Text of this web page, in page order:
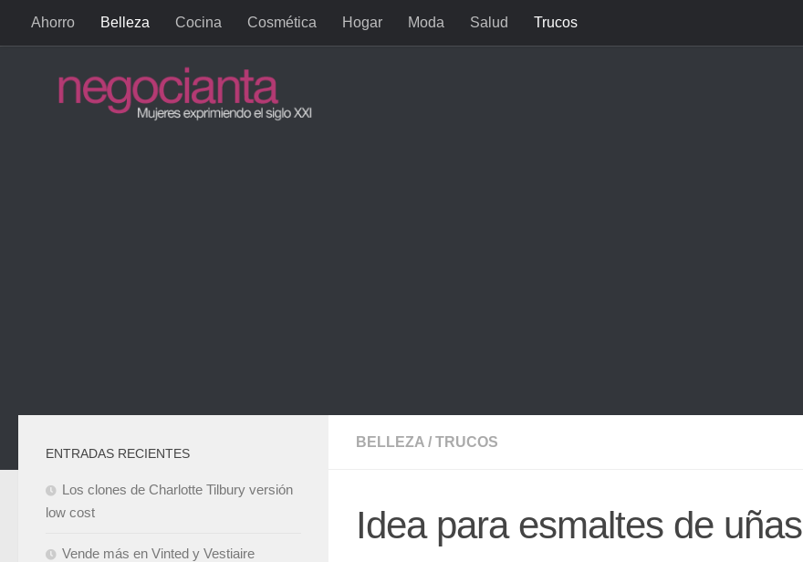
Saltar al contenido
Ahorro Belleza Cocina Cosmética Hogar Moda Salud Trucos
BELLEZA / TRUCOS
Idea para esmaltes de uñas
ENTRADAS RECIENTES
Los clones de Charlotte Tilbury versión
low cost
Vende más en Vinted y Vestiaire